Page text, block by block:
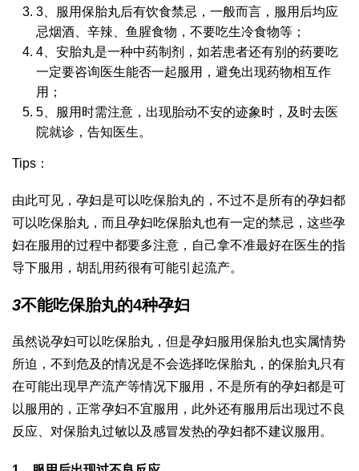
3、服用保胎丸后有饮食禁忌，一般而言，服用后均应
忌烟酒、辛辣、鱼腥食物，不要吃生冷食物等；
4、安胎丸是一种中药制剂，如若患者还有别的药要吃
一定要咨询医生能否一起服用，避免出现药物相互作
用；
5、服用时需注意，出现胎动不安的迹象时，及时去医
院就诊，告知医生。
Tips：
由此可见，孕妇是可以吃保胎丸的，不过不是所有的孕妇都
可以吃保胎丸，而且孕妇吃保胎丸也有一定的禁忌，这些孕
妇在服用的过程中都要多注意，自己拿不准最好在医生的指
导下服用，胡乱用药很有可能引起流产。
3不能吃保胎丸的4种孕妇
虽然说孕妇可以吃保胎丸，但是孕妇服用保胎丸也实属情势
所迫，不到危及的情况是不会选择吃保胎丸，的保胎丸只有
在可能出现早产流产等情况下服用，不是所有的孕妇都是可
以服用的，正常孕妇不宜服用，此外还有服用后出现过不良
反应、对保胎丸过敏以及感冒发热的孕妇都不建议服用。